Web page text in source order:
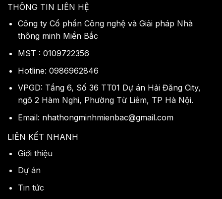
THÔNG TIN LIÊN HỆ
Công ty Cổ phần Công nghệ và Giải pháp Nhà
thông minh Miền Bắc
MST : 0109722356
Hotline: 0986962846
VPGD: Tầng 6, Số 36 TT01 Dự án Hải Đăng City,
ngõ 2 Hàm Nghi, Phường Từ Liêm, TP Hà Nội.
Email: nhathongminhmienbac@gmail.com
LIÊN KẾT NHANH
Giới thiệu
Dự án
Tin tức